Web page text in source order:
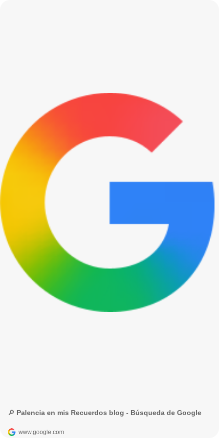
🔎 Palencia en mis Recuerdos blog - Búsqueda de Google
www.google.com